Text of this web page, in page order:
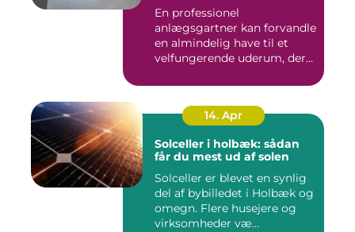
En professionel
anlægsgartner kan forvandle
en almindelig have til et
velfungerende uderum, der
14. Apr
Solceller i holbæk: sådan
får du mest ud af solen
Solceller er blevet en synlig
del af bybilledet i Holbæk og
omegn. Flere husejere og
virksomheder væ...